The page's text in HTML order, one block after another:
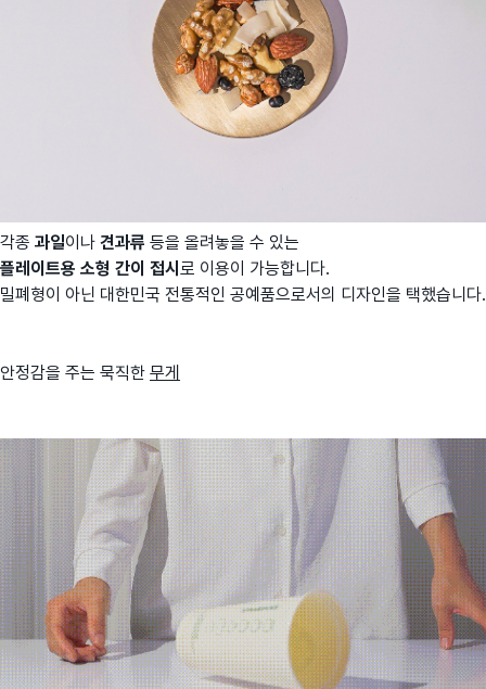
각종 과일이나 견과류 등을 올려놓을 수 있는
플레이트용 소형 간이 접시 로 이용이 가능합니다.
밀폐형이 아닌 대한민국 전통적인 공예품으로서의 디자인을 택했습니다.
안정감을 주는 묵직한 무게